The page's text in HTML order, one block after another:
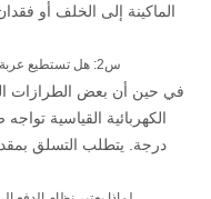
الماكينة إلى الخلف أو
س2: هل تستطيع عربة اليد الكهربائية القياسية تسلق تلة بزاوية 30 درجة؟
في حين أن بعض الطرازات